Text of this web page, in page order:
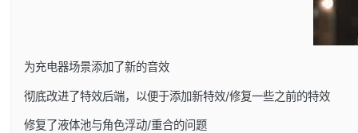
为充电器场景添加了新的音效
彻底改进了特效后端，以便于添加新特效/修复一些之前的特效
修复了液体池与角色浮动/重合的问题